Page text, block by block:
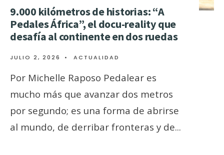
9.000 kilómetros de historias: “A
Pedales África”, el docu-reality que
desafía al continente en dos ruedas
JULIO 2, 2026 • ACTUALIDAD
Por Michelle Raposo Pedalear es
mucho más que avanzar dos metros
por segundo; es una forma de abrirse
al mundo, de derribar fronteras y de...